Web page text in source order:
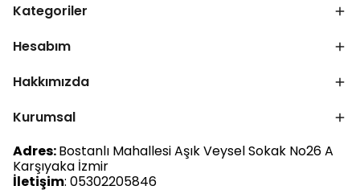
Kategoriler
Hesabım
Hakkımızda
Kurumsal
Adres:Bostanlı Mahallesi Aşık Veysel Sokak No26 A
Karşıyaka İzmir
İletişim: 05302205846